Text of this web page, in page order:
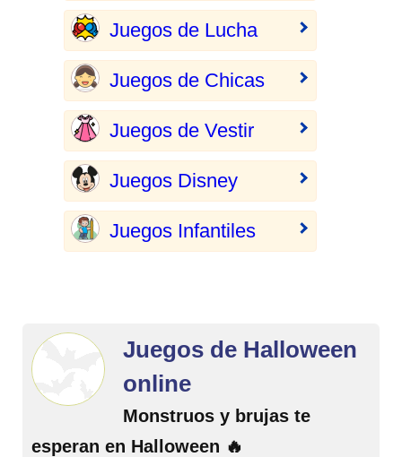
Juegos de Lucha
Juegos de Chicas
Juegos de Vestir
Juegos Disney
Juegos Infantiles
Juegos de Halloween
online
Monstruos y brujas te
esperan en Halloween 🔥